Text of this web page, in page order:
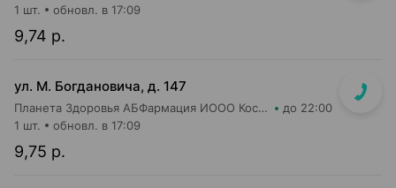
9,74 р.
1 шт. обновл. в 17:09
ул. М. Богдановича, д. 147
Планета Здоровья АБФармация ИООО Косметический магазин №4 до 22:00
9,75 р.
1 шт. обновл. в 17:09